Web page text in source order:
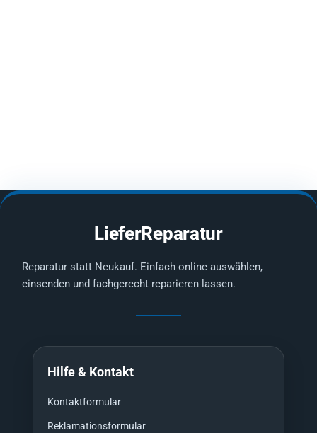
LieferReparatur
Reparatur statt Neukauf. Einfach online auswählen,
einsenden und fachgerecht reparieren lassen.
Hilfe & Kontakt
Kontaktformular
Reklamationsformular